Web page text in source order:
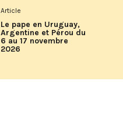
Article
Le pape en Uruguay,
Argentine et Pérou du
6 au 17 novembre
2026